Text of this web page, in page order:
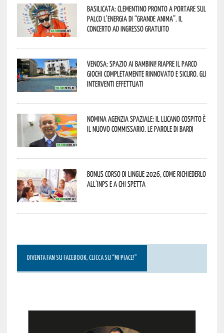
Basilicata: Clementino pronto a portare sul
palco l’energia di “Grande Anima”. Il
concerto ad ingresso gratuito
Venosa: spazio ai bambini! Riapre il Parco
Giochi completamente rinnovato e sicuro. Gli
interventi effettuati
Nomina Agenzia Spaziale: il lucano Cospito è
il nuovo commissario. Le parole di Bardi
Bonus corso di lingue 2026, come richiederlo
all’INPS e a chi spetta
DIVENTA FAN SU FACEBOOK, CLICCA SU “MI PIACE!”